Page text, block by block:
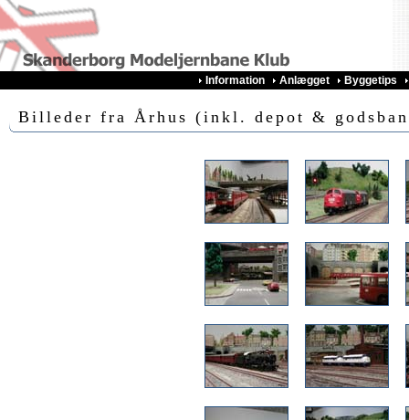
Information Anlægget Byggetips
Billeder fra Århus (inkl. depot &